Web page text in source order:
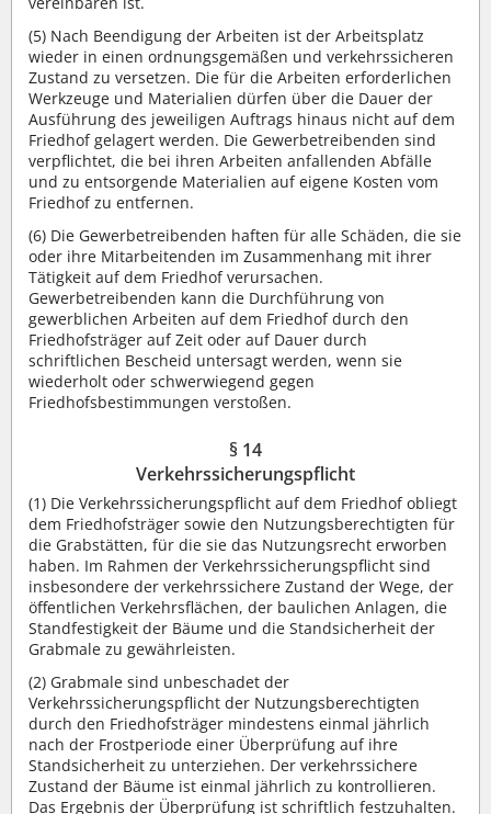
(5) Nach Beendigung der Arbeiten ist der Arbeitsplatz
wieder in einen ordnungsgemäßen und verkehrssicheren
Zustand zu versetzen. Die für die Arbeiten erforderlichen
Werkzeuge und Materialien dürfen über die Dauer der
Ausführung des jeweiligen Auftrags hinaus nicht auf dem
Friedhof gelagert werden. Die Gewerbetreibenden sind
verpflichtet, die bei ihren Arbeiten anfallenden Abfälle
und zu entsorgende Materialien auf eigene Kosten vom
Friedhof zu entfernen.
(6) Die Gewerbetreibenden haften für alle Schäden, die sie
oder ihre Mitarbeitenden im Zusammenhang mit ihrer
Tätigkeit auf dem Friedhof verursachen.
Gewerbetreibenden kann die Durchführung von
gewerblichen Arbeiten auf dem Friedhof durch den
Friedhofsträger auf Zeit oder auf Dauer durch
schriftlichen Bescheid untersagt werden, wenn sie
wiederholt oder schwerwiegend gegen
Friedhofsbestimmungen verstoßen.
§ 14
Verkehrssicherungspflicht
(1) Die Verkehrssicherungspflicht auf dem Friedhof obliegt
dem Friedhofsträger sowie den Nutzungsberechtigten für
die Grabstätten, für die sie das Nutzungsrecht erworben
haben. Im Rahmen der Verkehrssicherungspflicht sind
insbesondere der verkehrssichere Zustand der Wege, der
öffentlichen Verkehrsflächen, der baulichen Anlagen, die
Standfestigkeit der Bäume und die Standsicherheit der
Grabmale zu gewährleisten.
(2) Grabmale sind unbeschadet der
Verkehrssicherungspflicht der Nutzungsberechtigten
durch den Friedhofsträger mindestens einmal jährlich
nach der Frostperiode einer Überprüfung auf ihre
Standsicherheit zu unterziehen. Der verkehrssichere
Zustand der Bäume ist einmal jährlich zu kontrollieren.
Das Ergebnis der Überprüfung ist schriftlich festzuhalten.